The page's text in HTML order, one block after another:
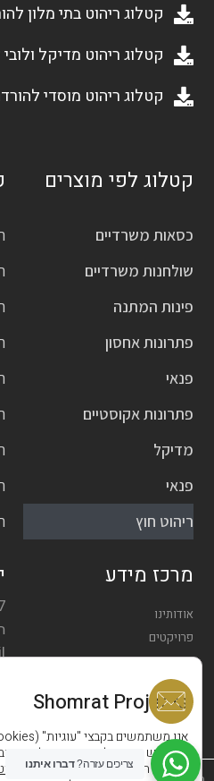
קטלוג ריהוט בתי מלון
קטלוג ריהוט מדיקל
קטלוג ריהוט מוסדי
קטלוג לפי מוצרים
כסאות משרדיים
שולחנות משרדיים
פינות המתנה
פתרונות אחסון
פנאי
פתרונות אקוסטיים
מדיקל
פנאי
ריהוט חוץ
מרכז מידע
אודותינו
פרויקטים
צרו קשר
Shomrat Projects
השימוש באתר, לספק חווית גלישה
במדיות השונות בהתאםלמדיניותצריכים עזרה?דברו איתנו